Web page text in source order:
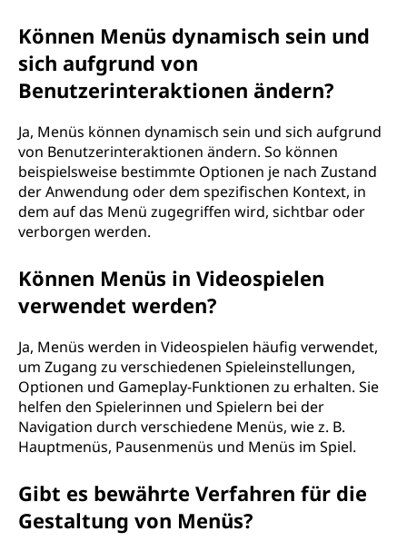
Können Menüs dynamisch sein und
sich aufgrund von
Benutzerinteraktionen ändern?
Ja, Menüs können dynamisch sein und sich aufgrund
von Benutzerinteraktionen ändern. So können
beispielsweise bestimmte Optionen je nach Zustand
der Anwendung oder dem spezifischen Kontext, in
dem auf das Menü zugegriffen wird, sichtbar oder
verborgen werden.
Können Menüs in Videospielen
verwendet werden?
Ja, Menüs werden in Videospielen häufig verwendet,
um Zugang zu verschiedenen Spieleinstellungen,
Optionen und Gameplay-Funktionen zu erhalten. Sie
helfen den Spielerinnen und Spielern bei der
Navigation durch verschiedene Menüs, wie z. B.
Hauptmenüs, Pausenmenüs und Menüs im Spiel.
Gibt es bewährte Verfahren für die
Gestaltung von Menüs?